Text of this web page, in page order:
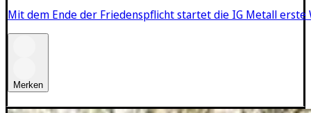
Mit dem Ende der Friedenspflicht startet die IG Metall
Merken